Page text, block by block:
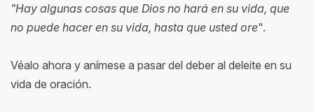
"Hay algunas cosas que Dios no hará en su vida, que
no puede hacer en su vida, hasta que usted ore".
Véalo ahora y anímese a pasar del deber al deleite en su
vida de oración.